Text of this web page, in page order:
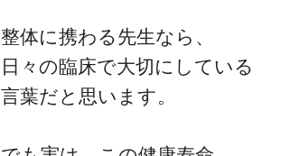
整体に携わる先生なら、
日々の臨床で大切にしている
言葉だと思います。